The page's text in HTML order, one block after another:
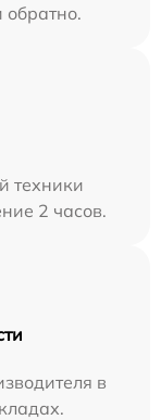
обратно.
техники
2 часов.
в